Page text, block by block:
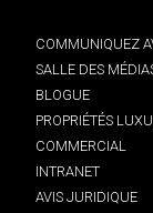
COMMUNIQUEZ
SALLE DES
BLOGUE
PROPRIÉTÉS
COMMERCIAL
INTRANET
AVIS JURIDIQUE